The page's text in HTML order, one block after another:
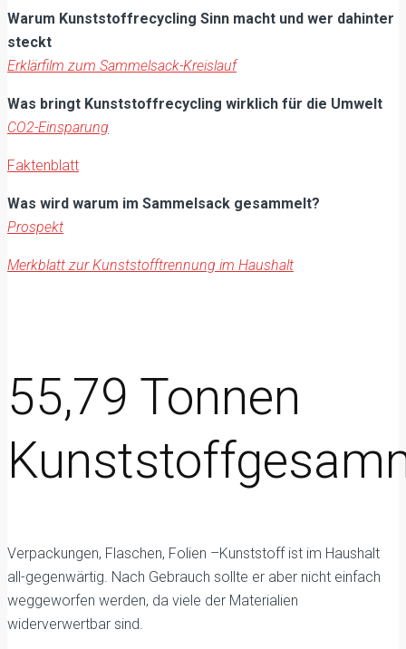
Warum Kunststoffrecycling Sinn macht und wer dahinter
steckt
Erklärfilm zum Sammelsack-Kreislauf
Was bringt Kunststoffrecycling wirklich für die Umwelt
CO2-Einsparung
Faktenblatt
Was wird warum im Sammelsack gesammelt?
Prospekt
Merkblatt zur Kunststofftrennung im Haushalt
55,79 Tonnen
Verpackungen, Flaschen, Folien –Kunststoff ist im Haushalt
all-gegenwärtig. Nach Gebrauch sollte er aber nicht einfach
weggeworfen werden, da viele der Materialien
widerverwertbar sind.